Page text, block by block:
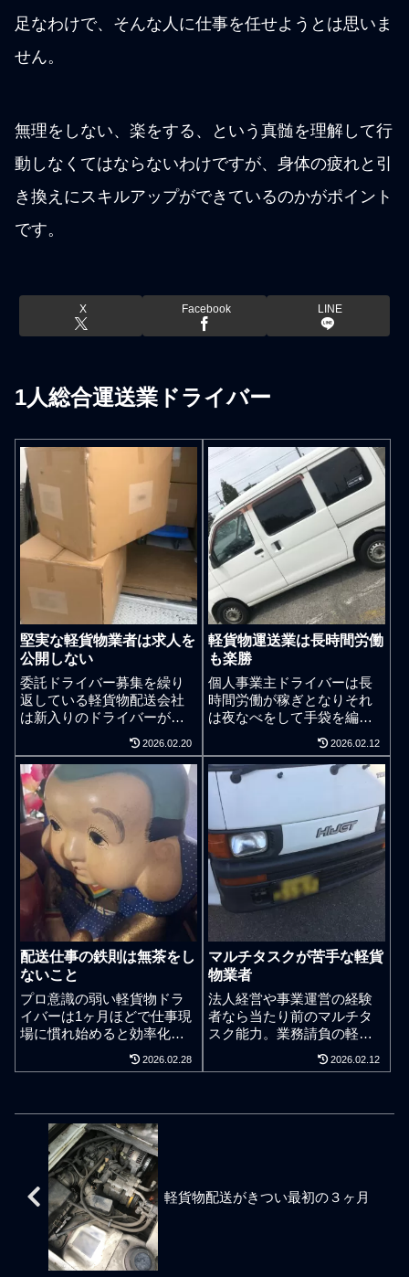
足なわけで、そんな人に仕事を任せようとは思いま
せん。
無理をしない、楽をする、という真髄を理解して行
動しなくてはならないわけですが、身体の疲れと引
き換えにスキルアップができているのかがポイント
です。
X Facebook LINE
1人総合運送業ドライバー
堅実な軽貨物業者は求人を
公開しない
委託ドライバー募集を繰り
返している軽貨物配送会社
は新入りのドライバーが直
ぐ辞めるなどして入れ替わ
りが激しいことも求人理由
の一つだが、ドライバー募
集を繰り返している会社の
仕事内容は誰かが食い散ら
かした訳ありの案件が大半
ではあるが、自分でやると
決めていながら理由をつけ
て直ぐ辞める非常識な軽貨
物ドライバーがいるのも現
実。人を増やさない経営。
シフタープロ軽貨物便は同
業者とは異なり、事業拡大
ではなく仕事の拡充を重要
視していることから一般公
開でドライバー求人募集を
一切していない。本来、軽
貨物運送というニーズその
ば妙な色気を出さずに人を
それは我々の運賃コストを
捻出している商品を動かす
荷主企業の多くが事業の状
況に応じて柔軟に社員数を
調整したいという背景があ
るからだ。荷主企業にとっ
て運賃コストの使い方は売
上に正比例する方がしっく
りくる。出荷が落ち込めば
売上も落ち込む。軽貨物配
2026.02.20
軽貨物運送業は長時間労働
も楽勝
個人事業主ドライバーは長
時間労働が稼ぎとなりそれ
は夜なべをして手袋を編む
といった話と何ら変わらな
い。長時間労働をしないデ
メリット。独立系の軽貨物
ドライバー業者として事業
規模は小さくとも24時間365
日の責任稼働体制で仕事案
件を朝昼晩と複数抱えてい
ると事業責任者としても1人
の現役ドライバーとしても
寝る時間が無いような印象
を持たれがちだが一般企業
に勤めるサラリーマンが仕
事を終えてから居酒屋で一
杯やって帰るより睡眠と休
息はとれている。とは言え
少しずつ疲れは知らぬ間に
溜まっていく。年齢的に完
全ジジイではないが若くも
のストレスはきちんと管理
事ルーティン化が自らの精
ュラーが週に1回でも月に1
2026.02.12
配送仕事の鉄則は無茶をし
ないこと
プロ意識の弱い軽貨物ドラ
イバーは1ヶ月ほどで仕事現
場に慣れ始めると効率化を
自分勝手にしようとするが
それは手を抜き始めている
トレスバランス安定を考え
ながら手を抜いていいとこ
ろと手を抜いては駄目なと
ころの見極めは大事だが、
業務で効率化するポイント
は勝手に変えてはしならな
い。軽貨物ドライバーには
無茶に身体を動かす人間が
一定数いるが、業務を早く
2026.02.28
マルチタスクが苦手な軽貨
物業者
法人経営や事業運営の経験
者なら当たり前のマルチタ
スク能力。業務請負の軽貨
物ドライバーで同時に複数
の連絡や指図や命令に対処
からのマルチタスク」であ
る。報告と連絡と相談はた
2026.02.12
軽貨物配送がきつい最初の３ヶ月